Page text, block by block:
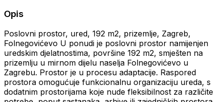
Opis
Poslovni prostor, ured, 192 m2, prizemlje, Zagreb,
Folnegovićevo U ponudi je poslovni prostor namijenjen
uredskim djelatnostima, površine 192 m2, smješten na
prizemlju u mirnom dijelu naselja Folnegovićevo u
Zagrebu. Prostor je u procesu adaptacije. Raspored
prostora omogućuje funkcionalnu organizaciju ureda, s
dodatnim prostorijama koje nude fleksibilnost za različite